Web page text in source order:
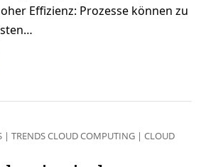
Effizienz: Prozesse können zu
| TRENDS CLOUD COMPUTING | CLOUD